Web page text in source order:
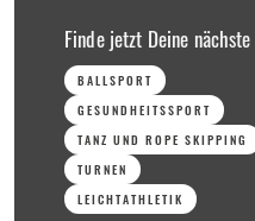
Finde jetzt Deine
BALLSPORT
GESUNDHEITSSPORT
TANZ UND ROPE SKIPPING
TURNEN
LEICHTATHLETIK